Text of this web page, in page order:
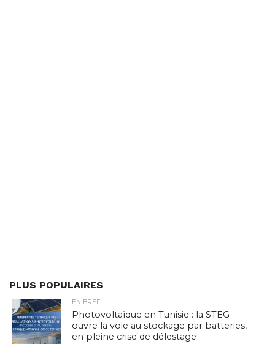
PLUS POPULAIRES
EN BREF
Photovoltaïque en Tunisie : la STEG
ouvre la voie au stockage par batteries,
en pleine crise de délestage